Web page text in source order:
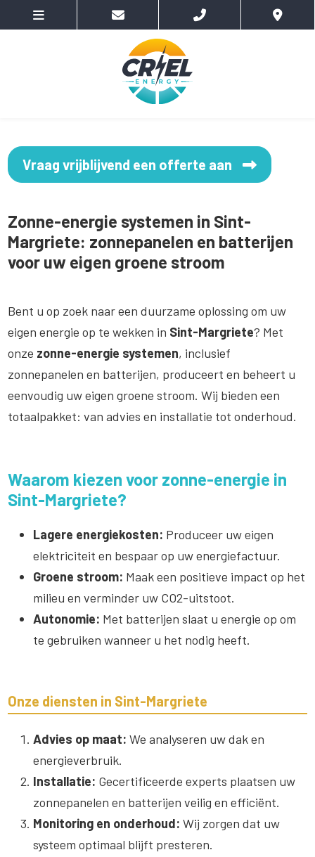
Vraag vrijblijvend een offerte aan
Zonne-energie systemen in Sint-
Margriete: zonnepanelen en batterijen
voor uw eigen groene stroom
Bent u op zoek naar een duurzame oplossing om uw
eigen energie op te wekken in Sint-Margriete? Met
onze zonne-energie systemen, inclusief
zonnepanelen en batterijen, produceert en beheert u
eenvoudig uw eigen groene stroom. Wij bieden een
totaalpakket: van advies en installatie tot onderhoud.
Waarom kiezen voor zonne-energie in
Sint-Margriete?
Lagere energiekosten: Produceer uw eigen
elektriciteit en bespaar op uw energiefactuur.
Groene stroom: Maak een positieve impact op het
milieu en verminder uw CO2-uitstoot.
Autonomie: Met batterijen slaat u energie op om
te gebruiken wanneer u het nodig heeft.
Onze diensten in Sint-Margriete
Advies op maat: We analyseren uw dak en
energieverbruik.
Installatie: Gecertificeerde experts plaatsen uw
zonnepanelen en batterijen veilig en efficiënt.
Monitoring en onderhoud: Wij zorgen dat uw
systeem optimaal blijft presteren.